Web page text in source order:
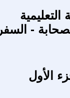
- السفر
الأول